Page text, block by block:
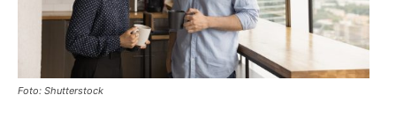
Foto: Shutterstock